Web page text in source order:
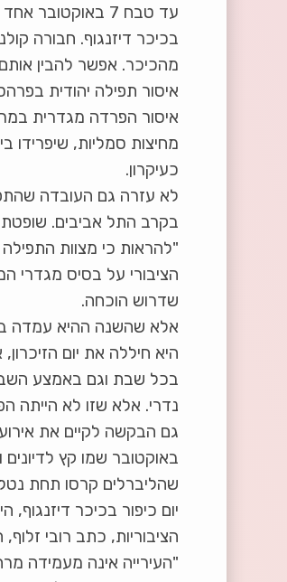
עד טבח 7
בכיכר דיזנגוף. חבורה
מהכיכר. אפשר להבין
איסור תפילה יהודית
איסור הפרדה מגדרית
מחיצות סמליות, שיפרידו
כעיקרון.
לא עזרה גם העובדה
בקרב התל אביבים.
"להראות כי מצוות
הציבורי על בסיס מגדרי
שדרוש הוכחה.
אלא שהשנה ההיא עמדה
היא חיללה את יום
בכל שבת וגם באמצע
נדרי. אלא שזו לא הייתה
באוקטובר שמו קץ
שהליברלים קרסו תחת
יום כיפור בכיכר
הציבוריות, כתב רובי
"העירייה אינה מעמידה